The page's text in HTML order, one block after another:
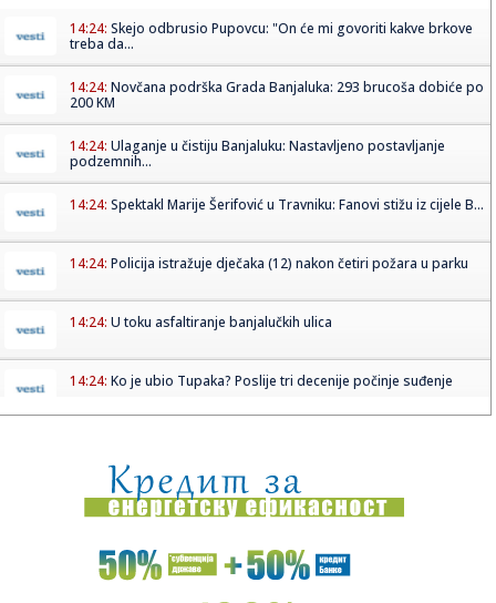
14:24: Skejo odbrusio Pupovcu: "On će mi govoriti kakve brkove
treba da...
14:24: Novčana podrška Grada Banjaluka: 293 brucoša dobiće po
200 KM
14:24: Ulaganje u čistiju Banjaluku: Nastavljeno postavljanje
podzemnih...
14:24: Spektakl Marije Šerifović u Travniku: Fanovi stižu iz cijele B...
14:24: Policija istražuje dječaka (12) nakon četiri požara u parku
14:24: U toku asfaltiranje banjalučkih ulica
14:24: Ko je ubio Tupaka? Poslije tri decenije počinje suđenje
14:23:Siti odbio Barsu – odredio cenu za Rodrija
14:22:Vozač saniteta Mario Ilić nastavlja oporavak u Vranju